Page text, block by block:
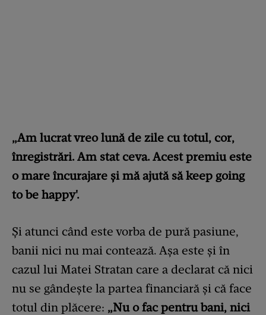
„Am lucrat vreo lună de zile cu totul, cor,
înregistrări. Am stat ceva. Acest premiu este
o mare încurajare și mă ajută să keep going
to be happy'.
Și atunci când este vorba de pură pasiune,
banii nici nu mai contează. Așa este și în
cazul lui Matei Stratan care a declarat că nici
nu se gândește la partea financiară și că face
totul din plăcere: „Nu o fac pentru bani, nici